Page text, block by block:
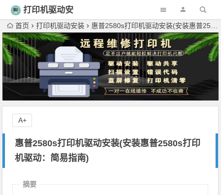
打印机驱动安
装首页 打印机驱动安装 惠普2580s打印机驱动安装(安装惠普2580s打印机驱动：简易指南)
惠普2580s打印机驱动安装(安装惠普2580s打印
机驱动：简易指南)
A+
摘要